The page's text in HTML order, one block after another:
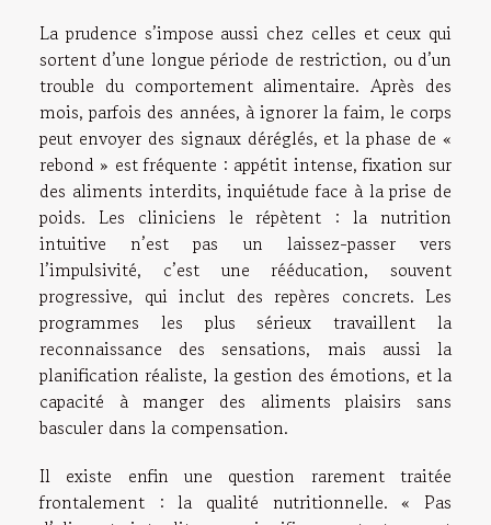
La prudence s’impose aussi chez celles et ceux qui
sortent d’une longue période de restriction, ou d’un
trouble du comportement alimentaire. Après des
mois, parfois des années, à ignorer la faim, le corps
peut envoyer des signaux déréglés, et la phase de «
rebond » est fréquente : appétit intense, fixation sur
des aliments interdits, inquiétude face à la prise de
poids. Les cliniciens le répètent : la nutrition
intuitive n’est pas un laissez-passer vers
l’impulsivité, c’est une rééducation, souvent
progressive, qui inclut des repères concrets. Les
programmes les plus sérieux travaillent la
reconnaissance des sensations, mais aussi la
planification réaliste, la gestion des émotions, et la
capacité à manger des aliments plaisirs sans
basculer dans la compensation.
Il existe enfin une question rarement traitée
frontalement : la qualité nutritionnelle. « Pas